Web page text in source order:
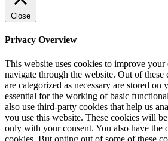
Close
Privacy Overview
This website uses cookies to improve
navigate through the website. Out of these
are categorized as necessary are stored on
essential for the working of basic
also use third-party cookies that help us
you use this website. These cookies will
only with your consent. You also have the
cookies. But opting out of some of these